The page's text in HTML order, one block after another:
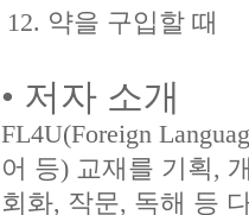
12. 약을 구입할 때
• 저자 소개
FL4U(Foreign
어 등) 교재를 기획,
회화, 작문, 독해 등